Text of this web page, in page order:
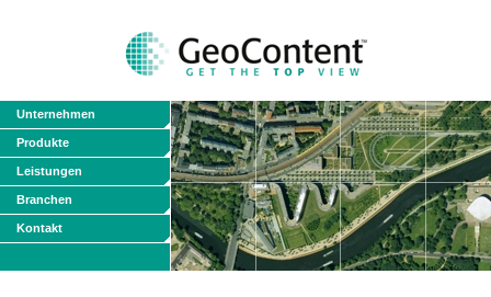
Unternehmen
Produkte
Leistungen
Branchen
Kontakt